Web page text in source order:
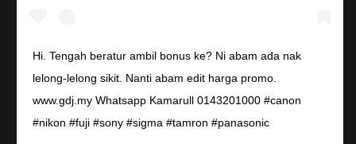
Hi. Tengah beratur ambil bonus ke? Ni abam ada nak
lelong-lelong sikit. Nanti abam edit harga promo.
www.gdj.my Whatsapp Kamarull 0143201000 #canon
#nikon #fuji #sony #sigma #tamron #panasonic